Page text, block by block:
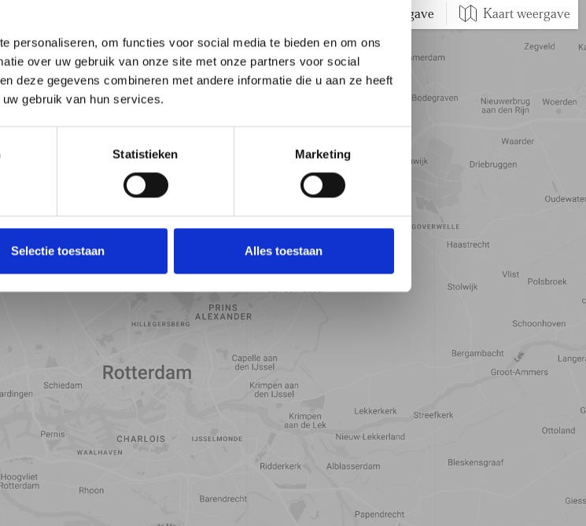
personaliseren, om functies voor social media te bieden en om ons
over uw gebruik van onze site met onze partners voor social
deze gegevens combineren met andere informatie die u aan ze heeft
gebruik van hun services.
Statistieken Marketing
Selectie toestaan Alles toestaan
Satelliet weergave Kaart weergave